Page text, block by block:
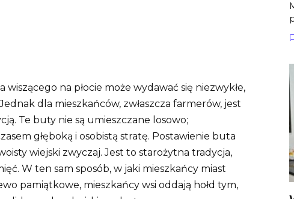
na płocie może wydawać się niezwykłe,
dla mieszkańców, zwłaszcza farmerów, jest
Te buty nie są umieszczane losowo;
głęboką i osobistą stratę. Postawienie buta
wiejski zwyczaj. Jest to starożytna tradycja,
W ten sam sposób, w jaki mieszkańcy miast
pamiątkowe, mieszkańcy wsi oddają hołd tym,